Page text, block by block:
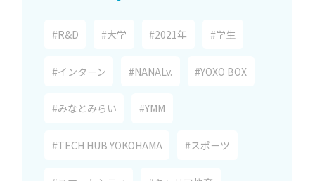
#R&D #大学 #2021年 #学生
#インターン #NANALv. #YOXO BOX
#みなとみらい #YMM
#TECH HUB YOKOHAMA #スポーツ